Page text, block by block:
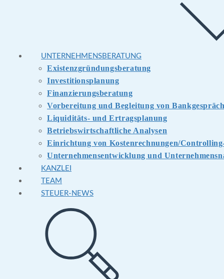
UNTERNEHMENSBERATUNG
Existenzgründungsberatung
Investitionsplanung
Finanzierungsberatung
Vorbereitung und Begleitung von
Liquiditäts- und Ertragsplanung
Betriebswirtschaftliche Analysen
Einrichtung von Kostenrechnungen/
Unternehmensentwicklung und
KANZLEI
TEAM
STEUER-NEWS